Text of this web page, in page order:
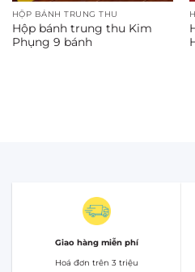
HỘP BÁNH TRUNG THU
Hộp bánh trung thu Kim
Phụng 9 bánh
Giao hàng miễn phí
Hoá đơn trên 3 triệu